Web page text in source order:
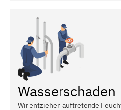
Wasserschaden
Wir entziehen auftretende